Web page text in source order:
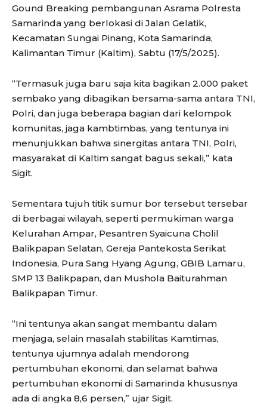
Gound Breaking pembangunan Asrama Polresta
Samarinda yang berlokasi di Jalan Gelatik,
Kecamatan Sungai Pinang, Kota Samarinda,
Kalimantan Timur (Kaltim), Sabtu (17/5/2025).
“Termasuk juga baru saja kita bagikan 2.000 paket
sembako yang dibagikan bersama-sama antara TNI,
Polri, dan juga beberapa bagian dari kelompok
komunitas, jaga kambtimbas, yang tentunya ini
menunjukkan bahwa sinergitas antara TNI, Polri,
masyarakat di Kaltim sangat bagus sekali,” kata
Sigit.
Sementara tujuh titik sumur bor tersebut tersebar
di berbagai wilayah, seperti permukiman warga
Kelurahan Ampar, Pesantren Syaicuna Cholil
Balikpapan Selatan, Gereja Pantekosta Serikat
Indonesia, Pura Sang Hyang Agung, GBIB Lamaru,
SMP 13 Balikpapan, dan Mushola Baiturahman
Balikpapan Timur.
“Ini tentunya akan sangat membantu dalam
menjaga, selain masalah stabilitas Kamtimas,
tentunya ujumnya adalah mendorong
pertumbuhan ekonomi, dan selamat bahwa
pertumbuhan ekonomi di Samarinda khususnya
ada di angka 8,6 persen,” ujar Sigit.